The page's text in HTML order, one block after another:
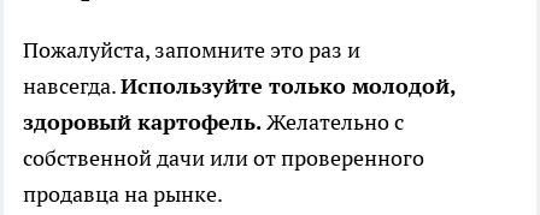
Пожалуйста, запомните это раз и
навсегда.Используйте только молодой,
здоровый картофель.Желательно с
собственной дачи или от проверенного
продавца на рынке.